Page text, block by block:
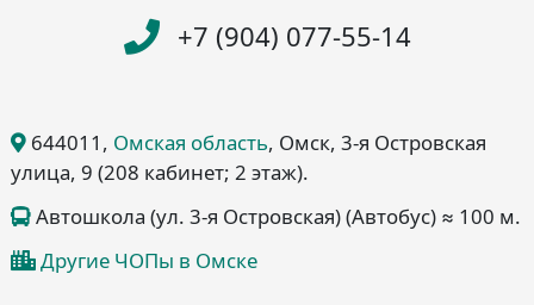
+7 (904) 077-55-14
644011 , Омская область, Омск, 3-я Островская
улица, 9 (208 кабинет; 2 этаж).
Автошкола (ул. 3-я Островская) (Автобус) ≈ 100 м.
Другие ЧОПы в Омске